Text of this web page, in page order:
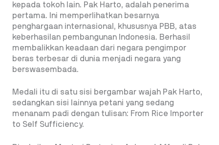
kepada tokoh lain. Pak Harto, adalah penerima
pertama. Ini memperlihatkan besarnya
penghargaan internasional, khususnya PBB, atas
keberhasilan pembangunan Indonesia. Berhasil
membalikkan keadaan dari negara pengimpor
beras terbesar di dunia menjadi negara yang
berswasembada.
Medali itu di satu sisi bergambar wajah Pak Harto,
sedangkan sisi lainnya petani yang sedang
menanam padi dengan tulisan: From Rice Importer
to Self Sufficiency.